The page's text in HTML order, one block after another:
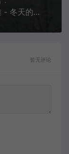
周传雄 - 冬天的秘密[MP3-320K/FLAC][10.4M/31.3M]
暂无评论